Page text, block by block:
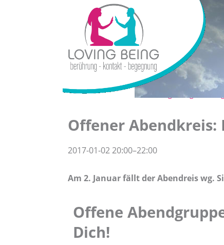
Loving Being Freiburg
Offener
2017-01-02 20:00–22:00
Am 2. Januar fällt der Abendreis wg.
Offene
Dich!